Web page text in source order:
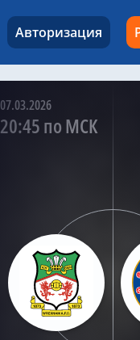
Авторизация
07.03.2026
20:45 по МСК
Kazak,Вчера в
Мало Густо
решимости
«Челси».
«Пари Сен-
последняя
также
Gusto .
Саймон
своей
Phillips Talks
заявил , что
подписать этого